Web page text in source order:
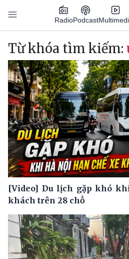
Nhảy đến nội dung
RadioPodcast
Main navigation
Từ khóa tìm kiếm:
[Video] Du lịch gặp khó
khách trên 28 chỗ